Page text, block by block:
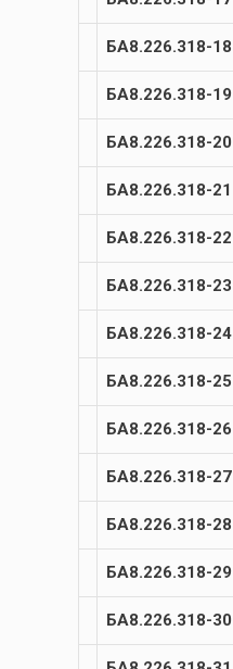
БА8.226.318-18
БА8.226.318-19
БА8.226.318-20
БА8.226.318-21
БА8.226.318-22
БА8.226.318-23
БА8.226.318-24
БА8.226.318-25
БА8.226.318-26
БА8.226.318-27
БА8.226.318-28
БА8.226.318-29
БА8.226.318-30